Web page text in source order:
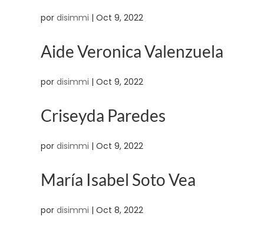
por disimmi | Oct 9, 2022
Aide Veronica Valenzuela
por disimmi | Oct 9, 2022
Criseyda Paredes
por disimmi | Oct 9, 2022
María Isabel Soto Vea
por disimmi | Oct 8, 2022